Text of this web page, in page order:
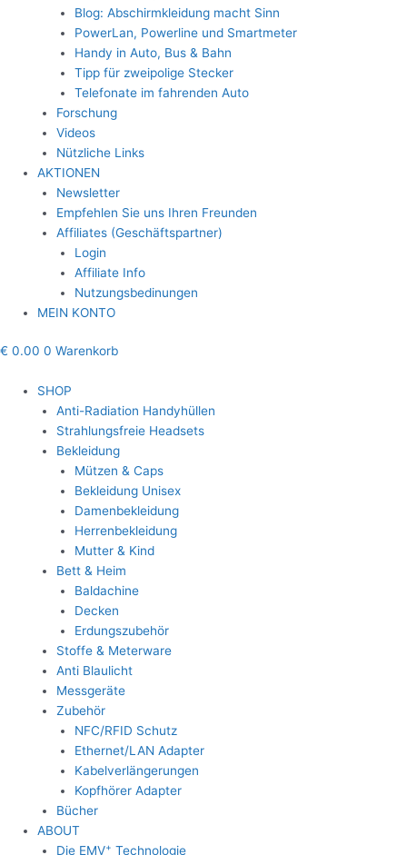
Blog: Abschirmkleidung macht Sinn
PowerLan, Powerline und Smartmeter
Handy in Auto, Bus & Bahn
Tipp für zweipolige Stecker
Telefonate im fahrenden Auto
Forschung
Videos
Nützliche Links
AKTIONEN
Newsletter
Empfehlen Sie uns Ihren Freunden
Affiliates (Geschäftspartner)
Login
Affiliate Info
Nutzungsbedinungen
MEIN KONTO
€ 0.00 0 Warenkorb
SHOP
Anti-Radiation Handyhüllen
Strahlungsfreie Headsets
Bekleidung
Mützen & Caps
Bekleidung Unisex
Damenbekleidung
Herrenbekleidung
Mutter & Kind
Bett & Heim
Baldachine
Decken
Erdungszubehör
Stoffe & Meterware
Anti Blaulicht
Messgeräte
Zubehör
NFC/RFID Schutz
Ethernet/LAN Adapter
Kabelverlängerungen
Kopfhörer Adapter
Bücher
ABOUT
Die EMV+ Technologie